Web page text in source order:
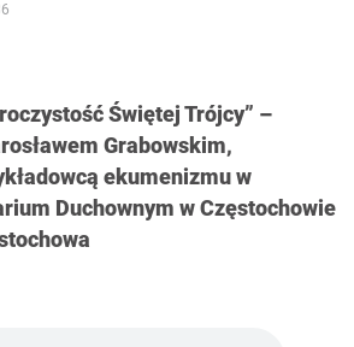
Świętej Trójcy” –
Grabowskim,
ekumenizmu w
Duchownym w Częstochowie